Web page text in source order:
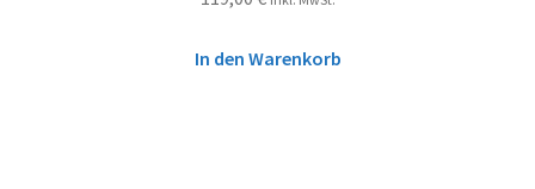
In den Warenkorb